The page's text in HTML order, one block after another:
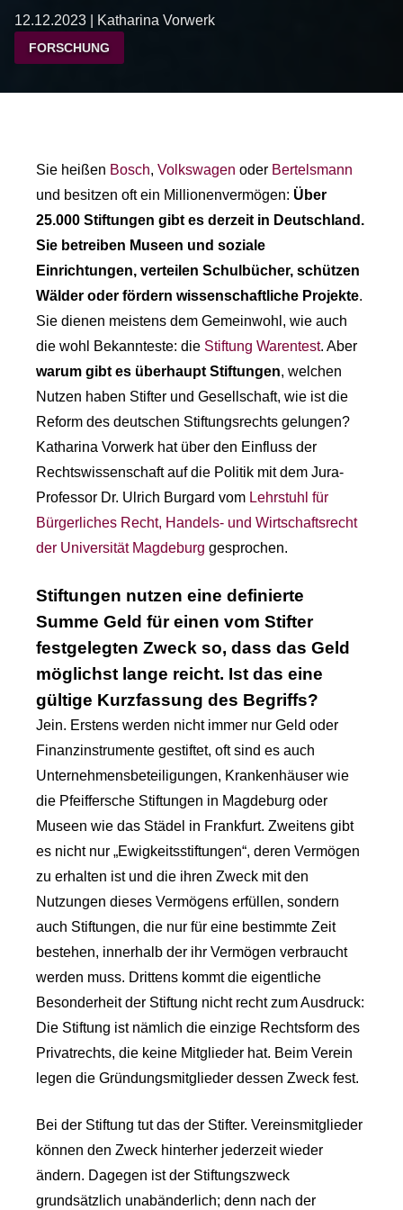
12.12.2023 | Katharina Vorwerk
FORSCHUNG
Sie heißen Bosch, Volkswagen oder Bertelsmann
und besitzen oft ein Millionenvermögen: Über
25.000 Stiftungen gibt es derzeit in Deutschland.
Sie betreiben Museen und soziale
Einrichtungen, verteilen Schulbücher, schützen
Wälder oder fördern wissenschaftliche Projekte.
Sie dienen meistens dem Gemeinwohl, wie auch
die wohl Bekannteste: die Stiftung Warentest. Aber
warum gibt es überhaupt Stiftungen, welchen
Nutzen haben Stifter und Gesellschaft, wie ist die
Reform des deutschen Stiftungsrechts gelungen?
Katharina Vorwerk hat über den Einfluss der
Rechtswissenschaft auf die Politik mit dem Jura-
Professor Dr. Ulrich Burgard vom Lehrstuhl für
Bürgerliches Recht, Handels- und Wirtschaftsrecht
der Universität Magdeburg gesprochen.
Stiftungen nutzen eine definierte
Summe Geld für einen vom Stifter
festgelegten Zweck so, dass das Geld
möglichst lange reicht. Ist das eine
gültige Kurzfassung des Begriffs?
Jein. Erstens werden nicht immer nur Geld oder
Finanzinstrumente gestiftet, oft sind es auch
Unternehmensbeteiligungen, Krankenhäuser wie
die Pfeiffersche Stiftungen in Magdeburg oder
Museen wie das Städel in Frankfurt. Zweitens gibt
es nicht nur „Ewigkeitsstiftungen“, deren Vermögen
zu erhalten ist und die ihren Zweck mit den
Nutzungen dieses Vermögens erfüllen, sondern
auch Stiftungen, die nur für eine bestimmte Zeit
bestehen, innerhalb der ihr Vermögen verbraucht
werden muss. Drittens kommt die eigentliche
Besonderheit der Stiftung nicht recht zum Ausdruck:
Die Stiftung ist nämlich die einzige Rechtsform des
Privatrechts, die keine Mitglieder hat. Beim Verein
legen die Gründungsmitglieder dessen Zweck fest.
Bei der Stiftung tut das der Stifter. Vereinsmitglieder
können den Zweck hinterher jederzeit wieder
ändern. Dagegen ist der Stiftungszweck
grundsätzlich unabänderlich; denn nach der